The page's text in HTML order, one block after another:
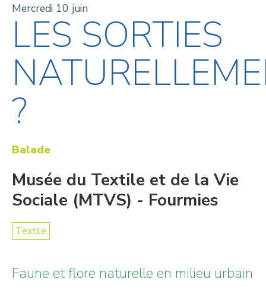
Mercredi 10 juin
LES SORTIES
?
Balade
Musée du Textile et de la Vie
Sociale (MTVS) - Fourmies
Textile
Faune et flore naturelle en milieu urbain